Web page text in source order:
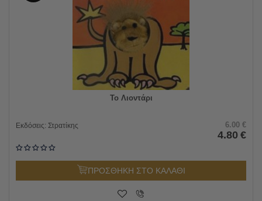
Το Λιοντάρι
Εκδόσεις: Στρατίκης 6.00 €
4.80 €
ΠΡΟΣΘΗΚΗ ΣΤΟ ΚΑΛΑΘΙ